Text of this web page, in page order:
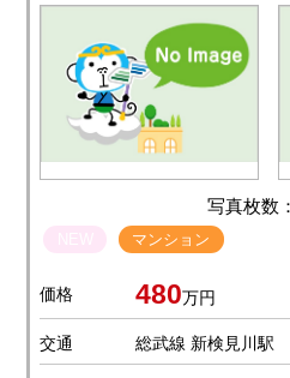
写真枚数
マンション
価格 480万円
交通 総武線 新検見川駅